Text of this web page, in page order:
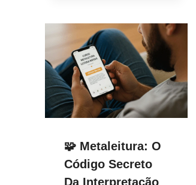
🧩 Metaleitura: O
Código Secreto
Da Interpretação